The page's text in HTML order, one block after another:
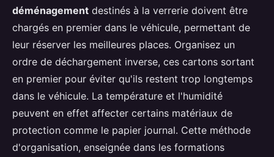
déménagement destinés à la verrerie doivent être
chargés en premier dans le véhicule, permettant de
leur réserver les meilleures places. Organisez un
ordre de déchargement inverse, ces cartons sortant
en premier pour éviter qu'ils restent trop longtemps
dans le véhicule. La température et l'humidité
peuvent en effet affecter certains matériaux de
protection comme le papier journal. Cette méthode
d'organisation, enseignée dans les formations